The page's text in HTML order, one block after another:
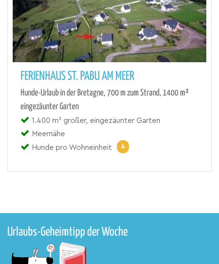
FERIENHAUS ST. PABU AM MEER
Hunde-Urlaub in der Bretagne, 700 m zum Strand, 1400 m²
eingezäunter Garten
1.400 m² großer, eingezäunter Garten
Meernähe
Hunde pro Wohneinheit
4
Urlaubs-Geheimtipp der Woche